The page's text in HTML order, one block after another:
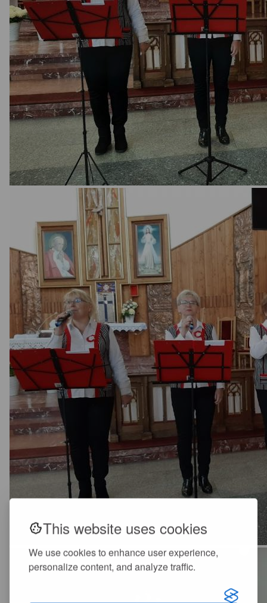
This website uses cookies
We use cookies to enhance user experience,
personalize content, and analyze traffic.